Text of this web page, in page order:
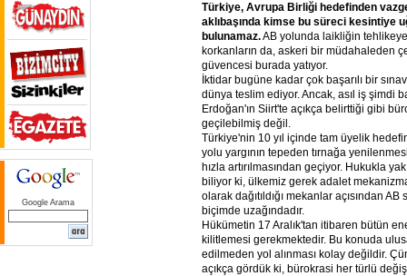
Google Arama
Türkiye, Avrupa Birliği hedefinden
aklıbaşında kimse bu süreci kesintiye
bulunamaz.AB yolunda laikliğin
korkanların da, askeri bir müdahaleden
güvencesi burada yatıyor.
İktidar bugüne kadar çok başarılı bir
dünya teslim ediyor. Ancak, asıl iş şimdi
Erdoğan'ın Siirt'te açıkça belirttiği gibi
geçilebilmiş değil.
Türkiye'nin 10 yıl içinde tam üyelik
yolu yargının tepeden tırnağa
hızla artırılmasından geçiyor. Hukukla
biliyor ki, ülkemiz gerek adalet
olarak dağıtıldığı mekanlar açısından AB
biçimde uzağındadır.
Hükümetin 17 Aralık'tan itibaren bütün
kilitlemesi gerekmektedir. Bu konuda
edilmeden yol alınması kolay değildir.
açıkça gördük ki, bürokrasi her türlü